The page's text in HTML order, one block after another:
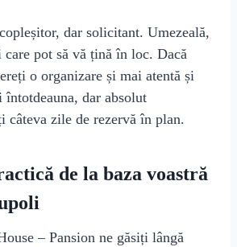
dar solicitant. Umezeală,
pot să vă țină în loc. Dacă
o organizare și mai atentă și
întotdeauna, dar absolut
câteva zile de rezervă în plan.
de la baza voastră
– Pansion ne găsiți lângă